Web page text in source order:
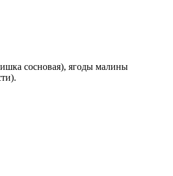
сосновая), ягоды малины